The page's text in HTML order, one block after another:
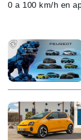
0 a 100 km/h en